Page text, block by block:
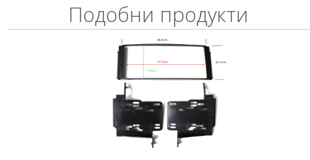
Подобни продукти